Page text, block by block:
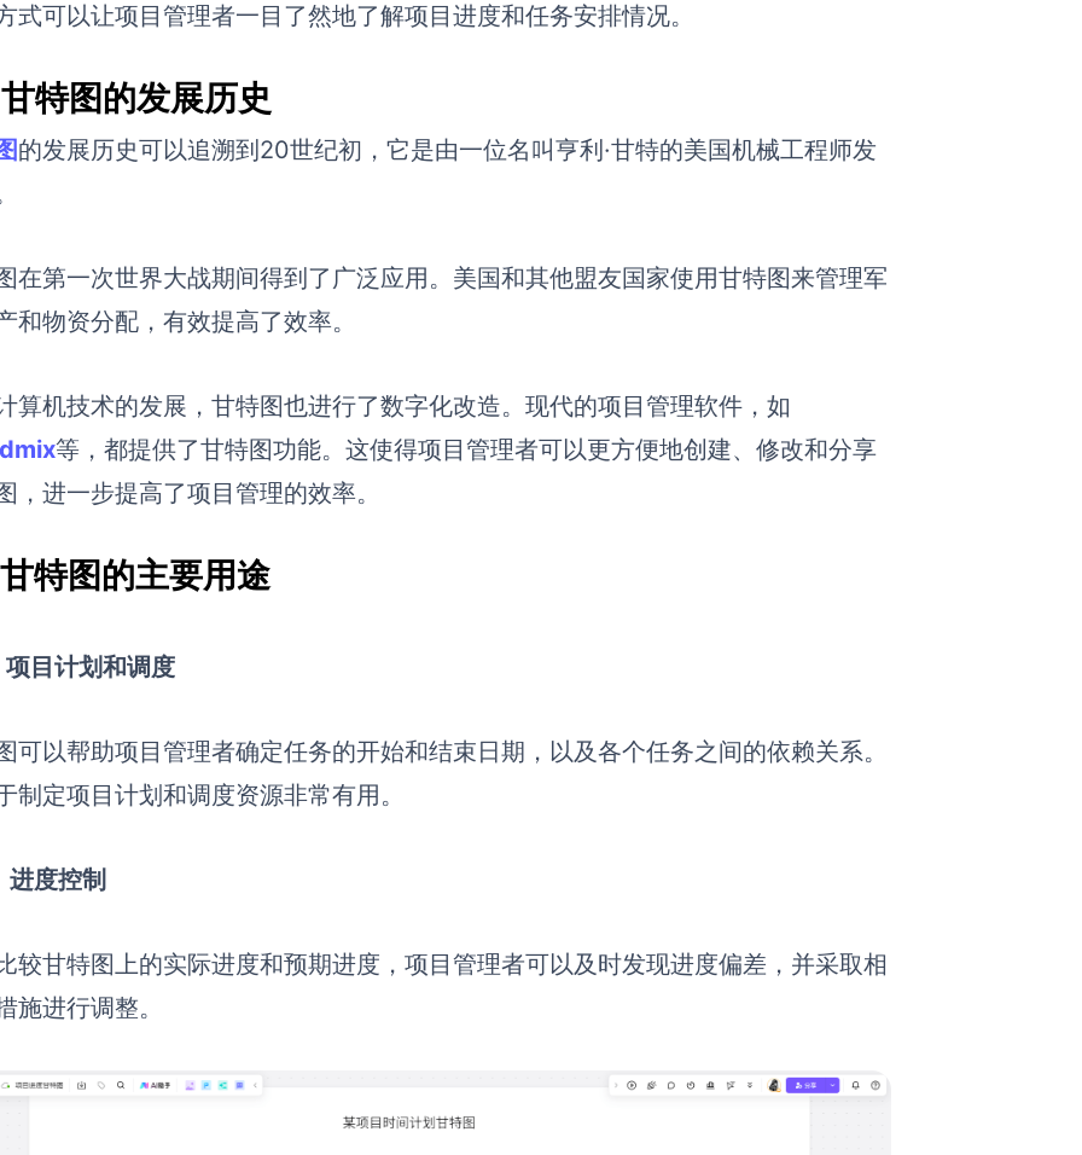
式可以让项目管理者一目了然地了解项目进度和任务安排情况。
特图的发展历史
的发展历史可以追溯到20世纪初，它是由一位名叫亨利·甘特的美国机械工程师发
在第一次世界大战期间得到了广泛应用。美国和其他盟友国家使用甘特图来管理军
和物资分配，有效提高了效率。
算机技术的发展，甘特图也进行了数字化改造。现代的项目管理软件，如
等，都提供了甘特图功能。这使得项目管理者可以更方便地创建、修改和分享
，进一步提高了项目管理的效率。
特图的主要用途
项目计划和调度
可以帮助项目管理者确定任务的开始和结束日期，以及各个任务之间的依赖关系。
制定项目计划和调度资源非常有用。
进度控制
较甘特图上的实际进度和预期进度，项目管理者可以及时发现进度偏差，并采取相
施进行调整。